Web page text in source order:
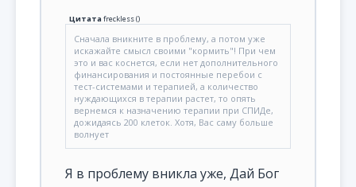
Цитатаfreckless()
Сначала вникните в проблему, а потом уже
искажайте смысл своими "кормить"! При чем
это и вас коснется, если нет дополнительного
финансирования и постоянные перебои с
тест-системами и терапией, а количество
нуждающихся в терапии растет, то опять
вернемся к назначению терапии при СПИДе,
дожидаясь 200 клеток. Хотя, Вас саму больше
волнует
Я в проблему вникла уже, Дай Бог